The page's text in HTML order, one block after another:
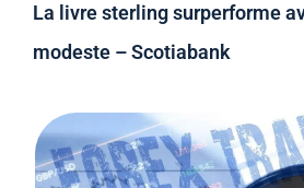
La livre sterling surperforme
modeste – Scotiabank